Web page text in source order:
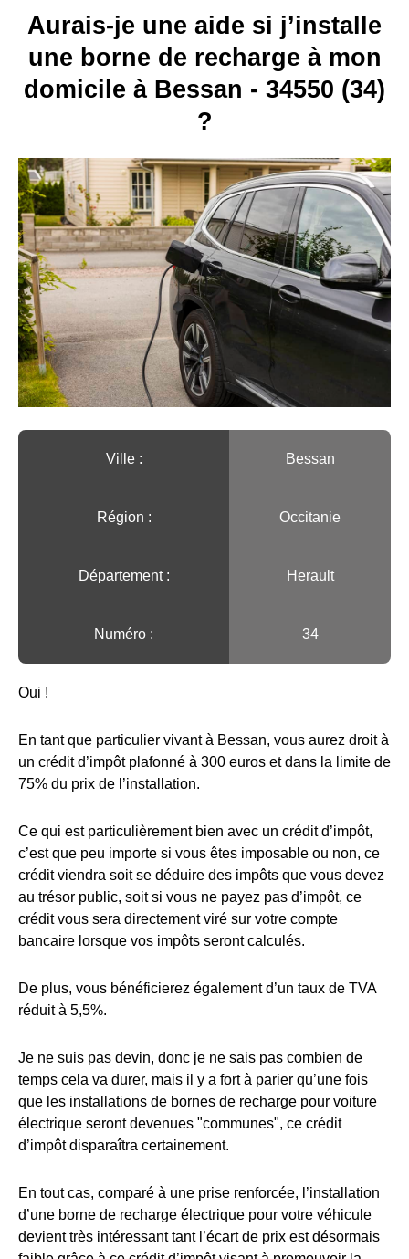
Aurais-je une aide si j’installe
une borne de recharge à mon
domicile à Bessan - 34550 (34)
?
Ville :️ Bessan
Région :️ Occitanie
Département : Herault
Numéro : 34
Oui !
En tant que particulier vivant à Bessan, vous aurez droit à
un crédit d’impôt plafonné à 300 euros et dans la limite de
75% du prix de l’installation.
Ce qui est particulièrement bien avec un crédit d’impôt,
c’est que peu importe si vous êtes imposable ou non, ce
crédit viendra soit se déduire des impôts que vous devez
au trésor public, soit si vous ne payez pas d’impôt, ce
crédit vous sera directement viré sur votre compte
bancaire lorsque vos impôts seront calculés.
De plus, vous bénéficierez également d’un taux de TVA
réduit à 5,5%.
Je ne suis pas devin, donc je ne sais pas combien de
temps cela va durer, mais il y a fort à parier qu’une fois
que les installations de bornes de recharge pour voiture
électrique seront devenues "communes", ce crédit
d’impôt disparaîtra certainement.
En tout cas, comparé à une prise renforcée, l’installation
d’une borne de recharge électrique pour votre véhicule
devient très intéressant tant l’écart de prix est désormais